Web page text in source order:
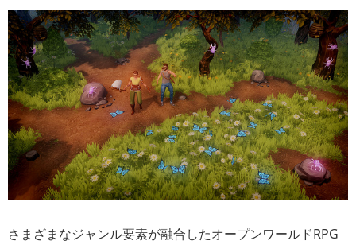
さまざまなジャンル要素が融合したオープンワールドRPG